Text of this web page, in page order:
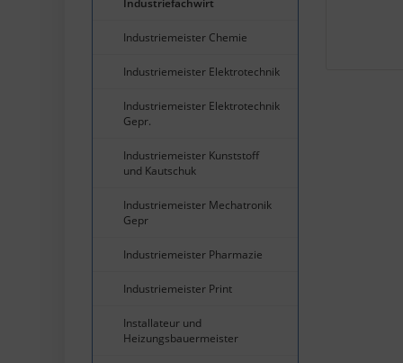
Industriemeister Chemie
Industriemeister Elektrotechnik
Industriemeister Elektrotechnik
Gepr.
Industriemeister Kunststoff
und Kautschuk
Industriemeister Mechatronik
Gepr
Industriemeister Pharmazie
Industriemeister Print
Installateur und
Heizungsbauermeister